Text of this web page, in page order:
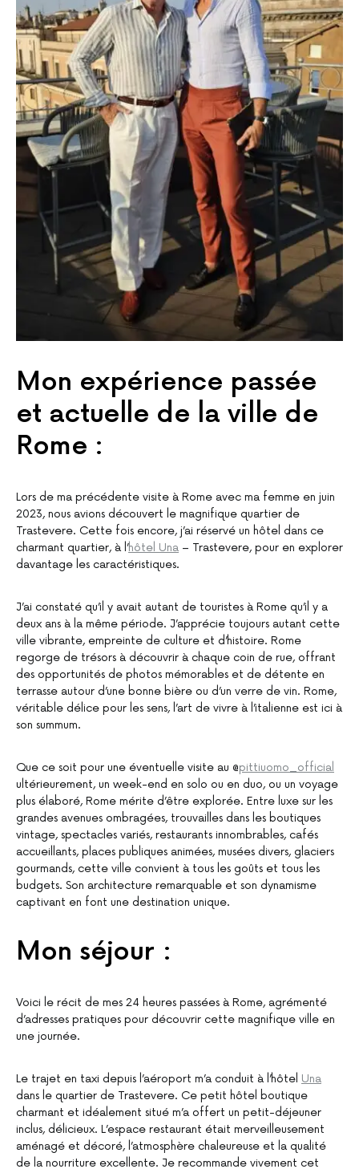
Mon expérience passée
et actuelle de la ville de
Rome :
Lors de ma précédente visite à Rome avec ma femme en juin
2023, nous avions découvert le magnifique quartier de
Trastevere. Cette fois encore, j’ai réservé un hôtel dans ce
charmant quartier, à l’hôtel Una – Trastevere, pour en explorer
davantage les caractéristiques.
J’ai constaté qu’il y avait autant de touristes à Rome qu’il y a
deux ans à la même période. J’apprécie toujours autant cette
ville vibrante, empreinte de culture et d’histoire. Rome
regorge de trésors à découvrir à chaque coin de rue, offrant
des opportunités de photos mémorables et de détente en
terrasse autour d’une bonne bière ou d’un verre de vin. Rome,
véritable délice pour les sens, l’art de vivre à l’italienne est ici à
son summum.
Que ce soit pour une éventuelle visite au @pittiuomo_official
ultérieurement, un week-end en solo ou en duo, ou un voyage
plus élaboré, Rome mérite d’être explorée. Entre luxe sur les
grandes avenues ombragées, trouvailles dans les boutiques
vintage, spectacles variés, restaurants innombrables, cafés
accueillants, places publiques animées, musées divers, glaciers
gourmands, cette ville convient à tous les goûts et tous les
budgets. Son architecture remarquable et son dynamisme
captivant en font une destination unique.
Mon séjour :
Voici le récit de mes 24 heures passées à Rome, agrémenté
d’adresses pratiques pour découvrir cette magnifique ville en
une journée.
Le trajet en taxi depuis l’aéroport m’a conduit à l’hôtel Una
dans le quartier de Trastevere. Ce petit hôtel boutique
charmant et idéalement situé m’a offert un petit-déjeuner
inclus, délicieux. L’espace restaurant était merveilleusement
aménagé et décoré, l’atmosphère chaleureuse et la qualité
de la nourriture excellente. Je recommande vivement cet